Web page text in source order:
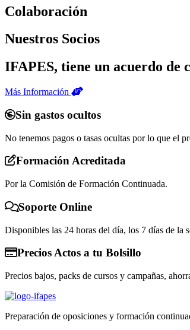
Colaboración
Nuestros Socios
IFAPES, tiene un acuerdo de
Más Información
Sin gastos ocultos
No tenemos pagos o tasas ocultas por lo que el
Formación Acreditada
Por la Comisión de Formación Continuada.
Soporte Online
Disponibles las 24 horas del día, los 7 días de la
Precios Actos a tu Bolsillo
Precios bajos, packs de cursos y campañas,
Preparación de oposiciones y formación